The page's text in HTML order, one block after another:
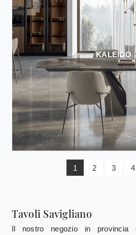
KALEIDO
1 2 3 4
Tavoli Savigliano
Il nostro negozio in provincia